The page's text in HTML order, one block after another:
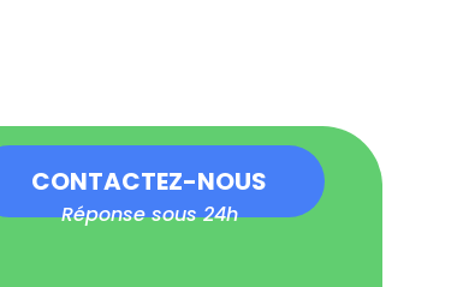
CONTACTEZ-NOUS
Réponse sous 24h